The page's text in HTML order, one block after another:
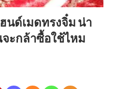
นด์เมดทรงจิ๋ม น่า
ะกล้าซื้อใช้ไหม